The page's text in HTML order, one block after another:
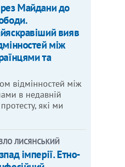
Майдани до
вияв
між
та
відмінностей між
в недавній
протесту, які ми
ЛИСЯНСЬКИЙ
імперії. Етно-